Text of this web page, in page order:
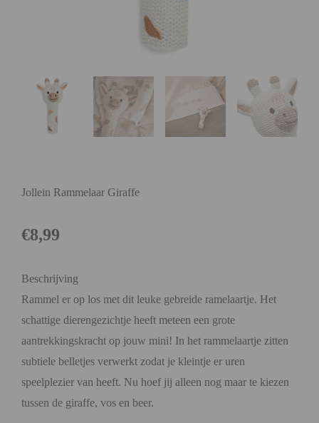
Jollein Rammelaar Giraffe
€8,99
Beschrijving
Rammel er op los met dit leuke gebreide ramelaartje. Het
schattige dierengezichtje heeft meteen een grote
aantrekkingskracht op jouw mini! In het rammelaartje zitten
subtiele belletjes verwerkt zodat je kleintje er uren
speelplezier van heeft. Nu hoef jij alleen nog maar te kiezen
tussen de giraffe, vos en beer.